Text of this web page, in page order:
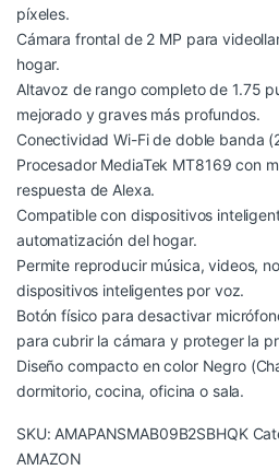
píxeles.
Cámara frontal de 2 MP para
hogar.
Altavoz de rango completo de 1.75
mejorado y graves más profundos.
Conectividad Wi-Fi de doble banda
Procesador MediaTek MT8169 con
respuesta de Alexa.
Compatible con dispositivos
automatización del hogar.
Permite reproducir música, videos,
dispositivos inteligentes por voz.
Botón físico para desactivar
para cubrir la cámara y proteger la
Diseño compacto en color Negro
dormitorio, cocina, oficina o sala.
SKU:AMAPANSMAB09B2SBHQK
AMAZON